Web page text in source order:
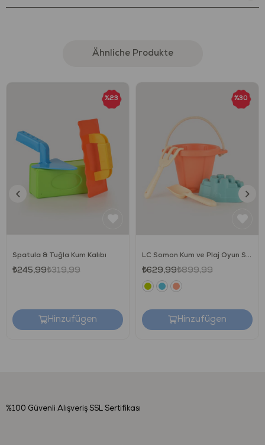
Ähnliche Produkte
Spatula & Tuğla Kum Kalıbı
₺245,99₺319,99
Hinzufügen
%23
LC Somon Kum ve Plaj Oyun Seti
₺629,99₺899,99
Hinzufügen
%30
%100 Güvenli Alışveriş SSL Sertifikası